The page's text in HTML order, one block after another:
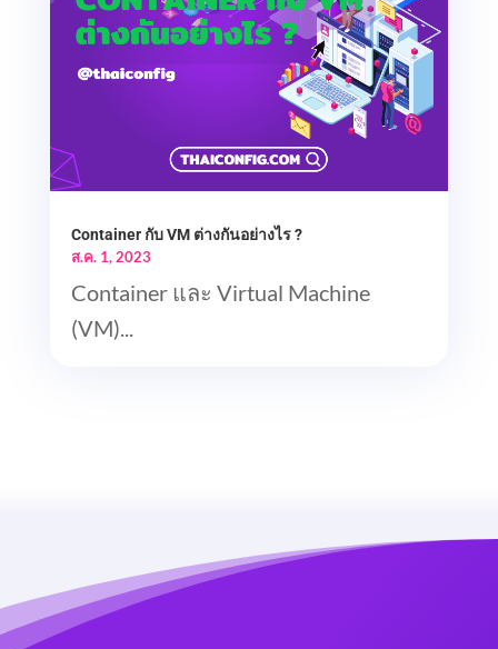
Container กับ VM ต่างกันอย่างไร ?
ส.ค. 1, 2023
Container และ Virtual Machine
(VM)...